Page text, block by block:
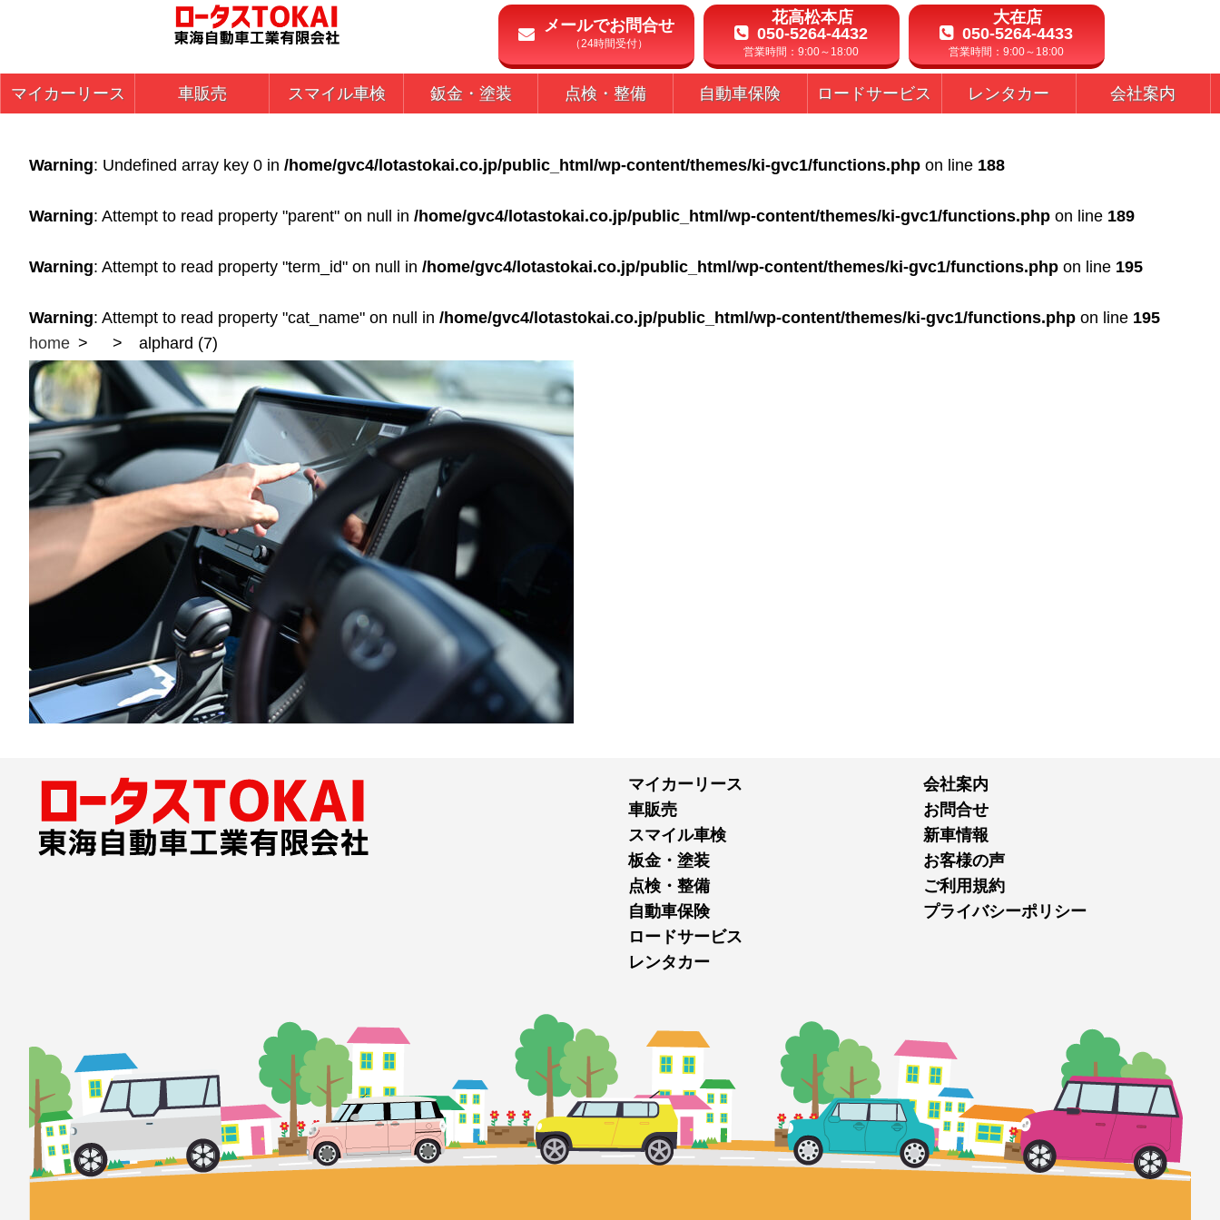
メールでお問合せ
（24時間受付）
花高松本店
050-5264-4432
営業時間：9:00～18:00
大在店
050-5264-4433
営業時間：9:00～18:00
マイカーリース 車販売 スマイル車検 鈑金・塗装 点検・整備 自動車保険 ロードサービス レンタカー 会社案内
Warning: Undefined array key 0 in /home/gvc4/lotastokai.co.jp/public_html/wp-content/themes/ki-gvc1/functions.php on line 188
Warning: Attempt to read property "parent" on null in /home/gvc4/lotastokai.co.jp/public_html/wp-content/themes/ki-gvc1/functions.php on line 189
Warning: Attempt to read property "term_id" on null in /home/gvc4/lotastokai.co.jp/public_html/wp-content/themes/ki-gvc1/functions.php on line 195
Warning: Attempt to read property "cat_name" on null in /home/gvc4/lotastokai.co.jp/public_html/wp-content/themes/ki-gvc1/functions.php on line 195
home
alphard (7)
マイカーリース
車販売
スマイル車検
板金・塗装
点検・整備
自動車保険
ロードサービス
レンタカー
会社案内
お問合せ
新車情報
お客様の声
ご利用規約
プライバシーポリシー